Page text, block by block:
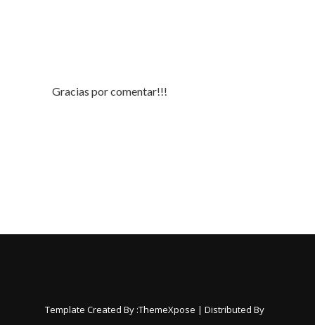
Gracias por comentar!!!
Template Created By :ThemeXpose | Distributed By